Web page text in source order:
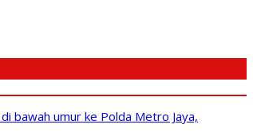
bawah umur ke Polda Metro Jaya,